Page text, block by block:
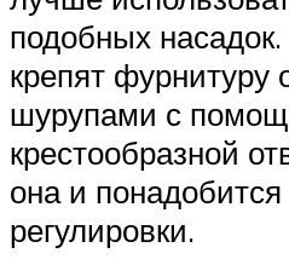
подобных
крепят
шурупами с
крестообразной
она и
регулировки.